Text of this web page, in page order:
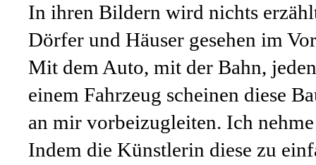
In ihren Bildern wird nichts
Dörfer und Häuser gesehen im
Mit dem Auto, mit der Bahn,
einem Fahrzeug scheinen diese
an mir vorbeizugleiten. Ich
Indem die Künstlerin diese zu